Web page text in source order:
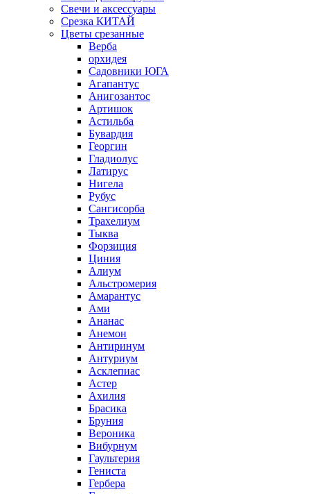
Свечи и аксессуары
Срезка КИТАЙ
Цветы срезанные
Верба
орхидея
Садовники ЮГА
Агапантус
Анигозантос
Артишок
Астильба
Бувардия
Георгин
Гладиолус
Латирус
Нигела
Рубус
Сангисорба
Трахелиум
Тыква
Форзиция
Циния
Алиум
Альстромерия
Амарантус
Ами
Ананас
Анемон
Антиринум
Антуриум
Асклепиас
Астер
Ахилия
Брасика
Бруния
Вероника
Вибурнум
Гаультерия
Гениста
Гербера